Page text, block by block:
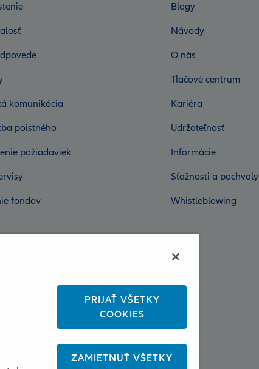
komunikácia
poistného
požiadaviek
fondov
Blogy
Návody
O nás
Tlačové centrum
Kariéra
Udržateľnosť
Informácie
Sťažnosti a pochvaly
Whistleblowing
PRIJAŤ VŠETKY
COOKIES
ZAMIETNUŤ VŠETKY